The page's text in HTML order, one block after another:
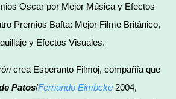
Oscar por Mejor Música y Efectos
Premios Bafta: Mejor Filme Británico,
y Efectos Visuales.
crea Esperanto Filmoj, compañía que
Patos/Fernando Eimbcke 2004,